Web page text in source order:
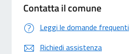
Contatta il comune
Leggi le domande frequenti
Richiedi assistenza